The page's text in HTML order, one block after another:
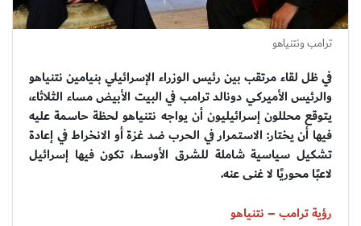
ترامب ونتنياهو
في ظل لقاء مرتقب بين رئيس الوزراء الإسرائيلي بنيامين نتنياهو
والرئيس الأميركي دونالد ترامب في البيت الأبيض مساء الثلاثاء،
يتوقع محللون إسرائيليون أن يواجه نتنياهو لحظة حاسمة عليه
فيها أن يختار: الاستمرار في الحرب ضد غزة أو الانخراط في إعادة
تشكيل سياسية شاملة للشرق الأوسط، تكون فيها إسرائيل
لاعبًا محوريًا لا غنى عنه.
رؤية ترامب – نتنياهو